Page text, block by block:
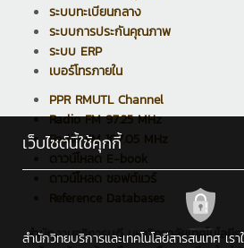
ระบบทะเบียนกลาง
ระบบการประกันคุณภาพ
ระบบ ERP
เบอร์โทรภายใน
PPR RMUTL Channel
Radio FM 97.25 MHz
Radio FM 107.05 MHz
ดาวน์โหลด E-book
ดาวน์โหลด ซอฟต์แวร์
Reference Databases
สำนักงานอธิการบดี มหาวิทยาลัยเทคโนโลยี
เว็บไซต์นี้ใช้คุกกี้
สำนักวิทยบริการและเทคโนโลยีสารสนเทศ เร